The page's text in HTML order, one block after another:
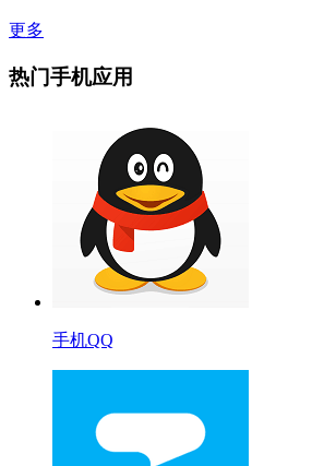
更多
热门手机应用
手机QQ